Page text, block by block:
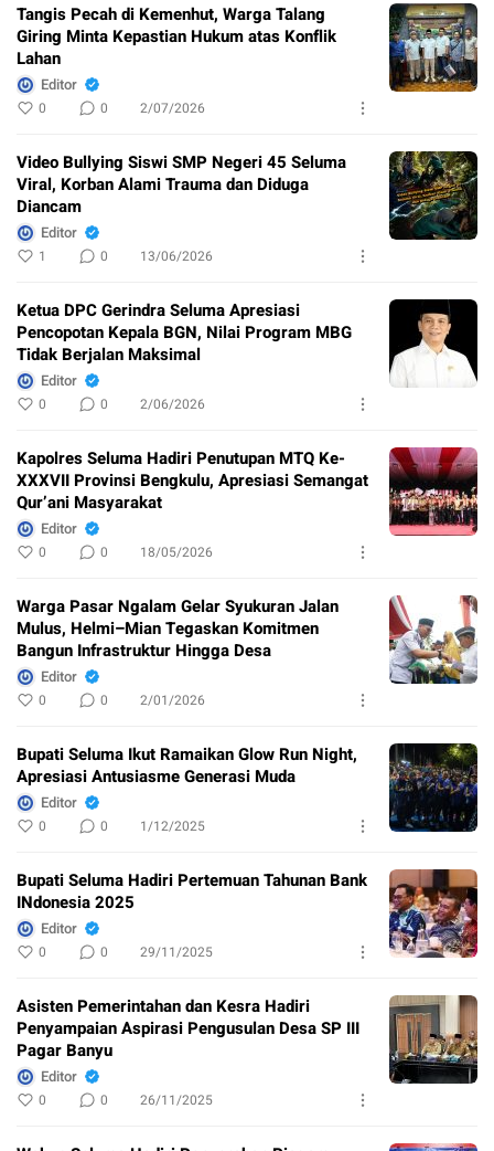
Tangis Pecah di Kemenhut, Warga Talang
Giring Minta Kepastian Hukum atas Konflik
Lahan
Editor
0 0 2/07/2026
Video Bullying Siswi SMP Negeri 45 Seluma
Viral, Korban Alami Trauma dan Diduga
Diancam
Editor
1 0 13/06/2026
Ketua DPC Gerindra Seluma Apresiasi
Pencopotan Kepala BGN, Nilai Program MBG
Tidak Berjalan Maksimal
Editor
0 0 2/06/2026
Kapolres Seluma Hadiri Penutupan MTQ Ke-
XXXVII Provinsi Bengkulu, Apresiasi Semangat
Qur’ani Masyarakat
Editor
0 0 18/05/2026
Warga Pasar Ngalam Gelar Syukuran Jalan
Mulus, Helmi–Mian Tegaskan Komitmen
Bangun Infrastruktur Hingga Desa
Editor
0 0 2/01/2026
Bupati Seluma Ikut Ramaikan Glow Run Night,
Apresiasi Antusiasme Generasi Muda
Editor
0 0 1/12/2025
Bupati Seluma Hadiri Pertemuan Tahunan Bank
INdonesia 2025
Editor
0 0 29/11/2025
Asisten Pemerintahan dan Kesra Hadiri
Penyampaian Aspirasi Pengusulan Desa SP III
Pagar Banyu
Editor
0 0 26/11/2025